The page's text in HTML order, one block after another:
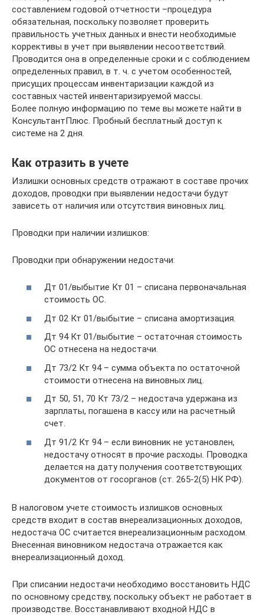
составлением годовой отчетности –процедура
обязательная, поскольку позволяет проверить
правильность учетных данных и внести необходимые
коррективы в учет при выявлении несоответствий.
Проводится она в определенные сроки и с соблюдением
определенных правил, в т. ч. с учетом особенностей,
присущих процессам инвентаризации каждой из
составных частей инвентаризируемой массы.
Более полную информацию по теме вы можете найти в
КонсультантПлюс. Пробный бесплатный доступ к
системе на 2 дня.
Как отразить в учете
Излишки основных средств отражают в составе прочих
доходов, проводки при выявлении недостачи будут
зависеть от наличия или отсутствия виновных лиц.
Проводки при наличии излишков:
Проводки при обнаружении недостачи:
Дт 01/выбытие Кт 01 – списана первоначальная
стоимость ОС.
Дт 02 Кт 01/выбытие – списана амортизация.
Дт 94 Кт 01/выбытие – остаточная стоимость
ОС отнесена на недостачи.
Дт 73/2 Кт 94 – сумма объекта по остаточной
стоимости отнесена на виновных лиц.
Дт 50, 51, 70 Кт 73/2 – недостача удержана из
зарплаты, погашена в кассу или на расчетный
счет.
Дт 91/2 Кт 94 – если виновник не установлен,
недостачу относят в прочие расходы. Проводка
делается на дату получения соответствующих
документов от госорганов (ст. 265-2(5) НК РФ).
В налоговом учете стоимость излишков основных
средств входит в состав внереализационных доходов,
недостача ОС считается внереализационным расходом.
Внесенная виновником недостача отражается как
внереализационный доход.
При списании недостачи необходимо восстановить НДС
по основному средству, поскольку объект не работает в
производстве. Восстанавливают входной НДС в